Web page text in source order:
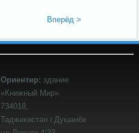
Вперёд >
Ориентир: здание
«Книжный Мир»
734018,
Таджикистан г.Душанбе